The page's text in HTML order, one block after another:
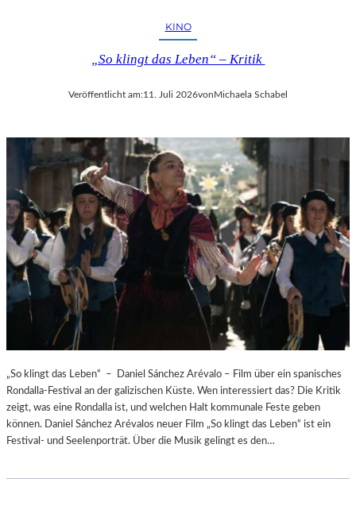
KINO
„So klingt das Leben“ – Kritik
Veröffentlicht am:11. Juli 2026vonMichaela Schabel
„So klingt das Leben“ – Daniel Sánchez Arévalo – Film über ein spanisches
Rondalla-Festival an der galizischen Küste. Wen interessiert das? Die Kritik
zeigt, was eine Rondalla ist, und welchen Halt kommunale Feste geben
können. Daniel Sánchez Arévalos neuer Film „So klingt das Leben“ ist ein
Festival- und Seelenporträt. Über die Musik gelingt es den…